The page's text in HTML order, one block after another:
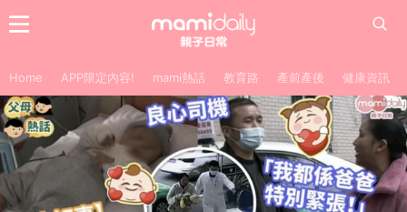
Home APP限定內容! mami熱話 教育路 產前產後 健康資訊